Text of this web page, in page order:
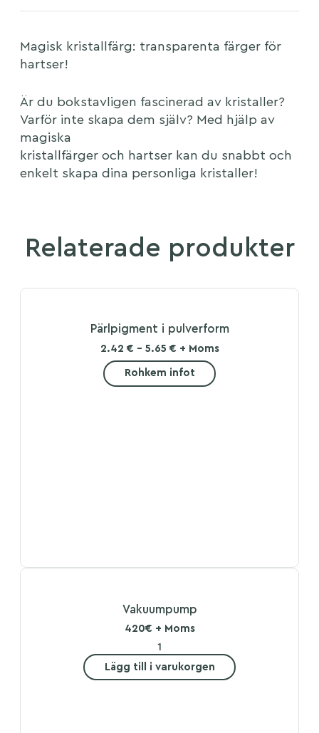
Magisk kristallfärg: transparenta färger för
hartser!
Är du bokstavligen fascinerad av kristaller?
Varför inte skapa dem själv? Med hjälp av
magiska
kristallfärger och hartser kan du snabbt och
enkelt skapa dina personliga kristaller!
Relaterade produkter
Pärlpigment i pulverform
2.42 € - 5.65 € + Moms
Rohkem infot
Vakuumpump
420€ + Moms
Lägg till i varukorgen